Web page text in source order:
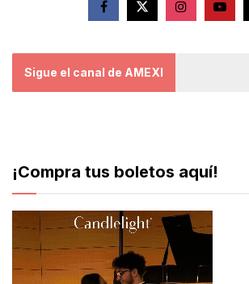
Sigue el canal de AMEXI
¡Compra tus boletos aquí!